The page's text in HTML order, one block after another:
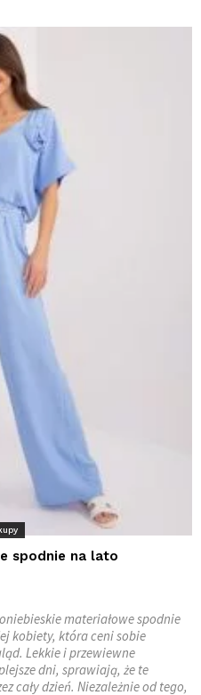
spodnie na lato
materiałowe spodnie
kobiety, która ceni sobie
Lekkie i przewiewne
dni, sprawiają, że te
cały dzień. Niezależnie od tego,